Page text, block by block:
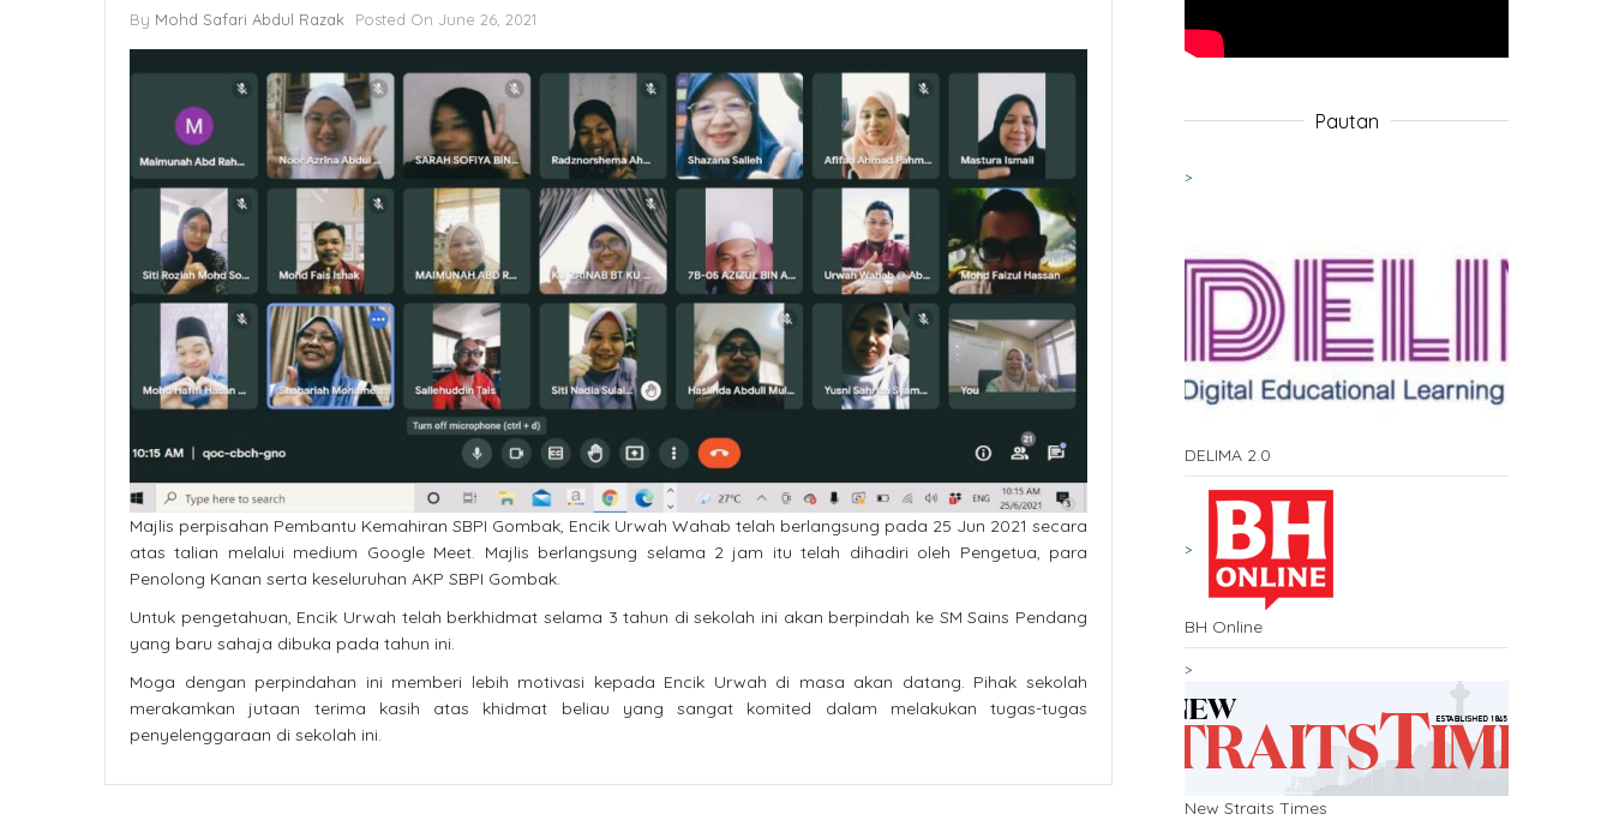
By Mohd Safari Abdul Razak Posted On June 26, 2021
Majlis perpisahan Pembantu Kemahiran SBPI Gombak, Encik Urwah Wahab telah berlangsung pada 25 Jun 2021 secara
atas talian melalui medium Google Meet. Majlis berlangsung selama 2 jam itu telah dihadiri oleh Pengetua, para
Penolong Kanan serta keseluruhan AKP SBPI Gombak.
Untuk pengetahuan, Encik Urwah telah berkhidmat selama 3 tahun di sekolah ini akan berpindah ke SM Sains Pendang
yang baru sahaja dibuka pada tahun ini.
Moga dengan perpindahan ini memberi lebih motivasi kepada Encik Urwah di masa akan datang. Pihak sekolah
merakamkan jutaan terima kasih atas khidmat beliau yang sangat komited dalam melakukan tugas-tugas
penyelenggaraan di sekolah ini.
Pautan
DELIMA 2.0
BH Online
New Straits Times